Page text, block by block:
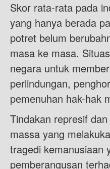
Skor rata-rata pada
yang hanya berada
potret belum
masa ke masa.
negara untuk
perlindungan,
pemenuhan hak-hak
Tindakan represif
massa yang
tragedi kemanusiaan
pemberangusan